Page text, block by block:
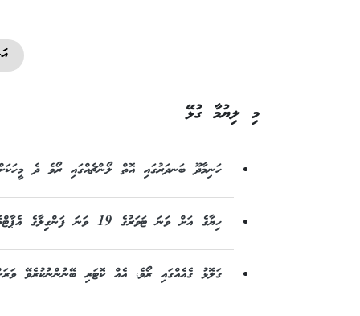
މި ލިޔުމާ ގުޅޭ
ހަނިމާދޫ ބަނދަރުގައި އޮތް ލޯންޗެއްގައި ރޯވެ ދެ
ހިޔާގެ އަށް ވަނަ ޓަވަރުގެ 19 ވަނަ ފަންގިިލާގެ އެޕާޓްމެންޓެއްގައި ރޯވެއްޖެ
ގަލޮޅު ގެއެއްގައި ރޯވެ، އެއް ކޮޓަރި ބޭނުންނުކުރެވޭ